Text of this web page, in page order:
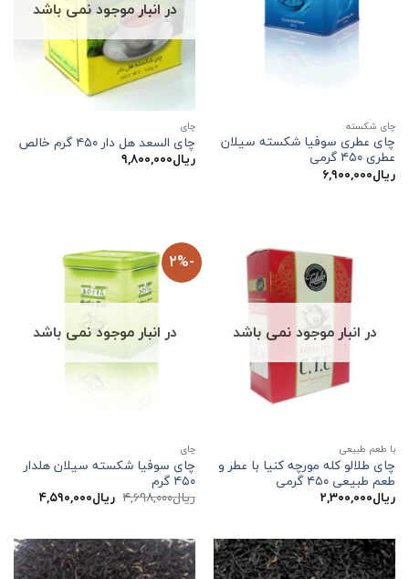
چای شکسته
چای عطری سوفیا شکسته سیلان
عطری ۴۵۰ گرمی
ریال۶,۹۰۰,۰۰۰
در انبار موجود نمی باشد
چاي
چای السعد هل دار ۴۵۰ گرم خالص
ریال۹,۸۰۰,۰۰۰
در انبار موجود نمی باشد
با طعم طبیعی
چای طلالو کله مورچه کنیا با عطر و
طعم طبیعی ۴۵۰ گرمی
ریال۲,۳۰۰,۰۰۰
-2%
در انبار موجود نمی باشد
چاي
چای سوفیا شکسته سیلان هلدار
۴۵۰ گرم
ریال۴,۶۹۸,۰۰۰ قیمت
اصلی:
ریال۴,۵۹۰,۰۰۰قیمت
فعلی: